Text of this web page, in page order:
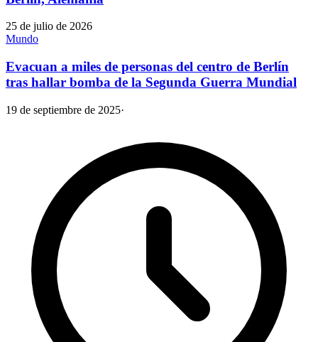
25 de julio de 2026
Mundo
Evacuan a miles de personas del centro de Berlín
tras hallar bomba de la Segunda Guerra Mundial
19 de septiembre de 2025·